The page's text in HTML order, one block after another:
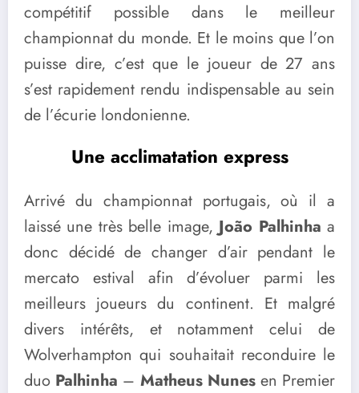
compétitif possible dans le meilleur
championnat du monde. Et le moins que l’on
puisse dire, c’est que le joueur de 27 ans
s’est rapidement rendu indispensable au sein
de l’écurie londonienne.
Une acclimatation express
Arrivé du championnat portugais, où il a
laissé une très belle image,João Palhinha a
donc décidé de changer d’air pendant le
mercato estival afin d’évoluer parmi les
meilleurs joueurs du continent. Et malgré
divers intérêts, et notamment celui de
Wolverhampton qui souhaitait reconduire le
duo Palhinha – Matheus Nunesen Premier